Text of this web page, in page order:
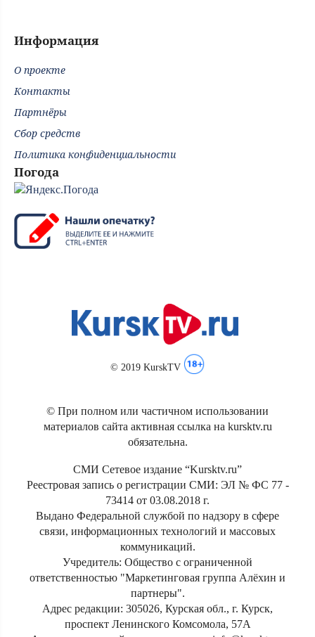
Информация
О проекте
Контакты
Партнёры
Сбор средств
Политика конфиденциальности
Погода
© 2019 KurskTV
© При полном или частичном использовании
материалов сайта активная ссылка на kursktv.ru
обязательна.
СМИ Сетевое издание “Kursktv.ru”
Реестровая запись о регистрации СМИ: ЭЛ № ФС 77 -
73414 от 03.08.2018 г.
Выдано Федеральной службой по надзору в сфере
связи, информационных технологий и массовых
коммуникаций.
Учредитель: Общество с ограниченной
ответственностью "Маркетинговая группа Алёхин и
партнеры".
Адрес редакции: 305026, Курская обл., г. Курск,
проспект Ленинского Комсомола, 57А